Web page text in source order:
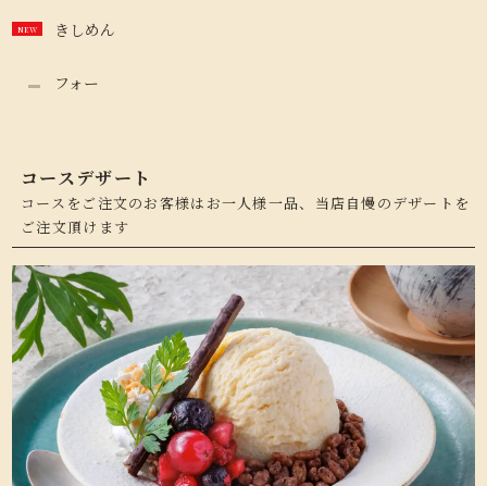
きしめん
フォー
コースデザート
コースをご注文のお客様はお一人様一品、当店自慢のデザートを
ご注文頂けます